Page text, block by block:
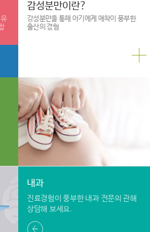
유
감성분만이란?
감성분만을 통해 아기에게 애착이 풍부한
출산의 경험
내과
진료경험이 풍부한 내과 전문의 관해
상담해 보세요.